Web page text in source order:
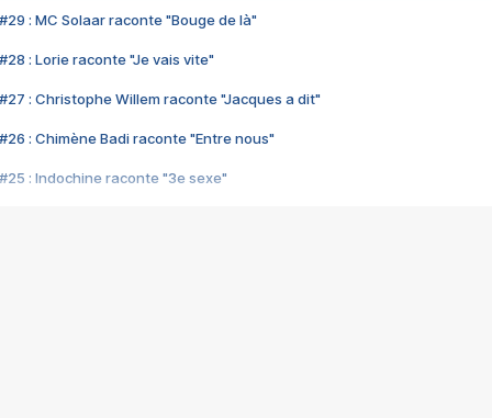
#29 : MC Solaar raconte "Bouge de là"
#28 : Lorie raconte "Je vais vite"
#27 : Christophe Willem raconte "Jacques a dit"
#26 : Chimène Badi raconte "Entre nous"
#25 : Indochine raconte "3e sexe"